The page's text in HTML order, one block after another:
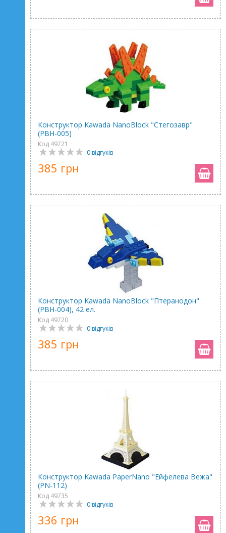
Конструктор Kawada NanoBlock "Стегозавр"
(PBH-005)
Код 49721
0 відгуків
385 грн
Конструктор Kawada NanoBlock "Птеранодон"
(PBH-004), 42 ел.
Код 49720
0 відгуків
385 грн
Конструктор Kawada PaperNano "Ейфелева Вежа"
(PN-112)
Код 49735
0 відгуків
336 грн